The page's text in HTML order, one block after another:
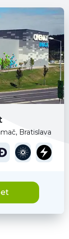
Bratislava